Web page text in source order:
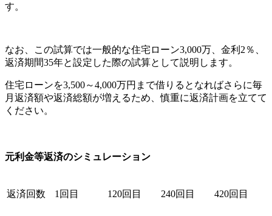
す。
なお、この試算では一般的な住宅ローン3,000万、金利2％、
返済期間35年と設定した際の試算として説明します。
住宅ローンを3,500～4,000万円まで借りるとなればさらに毎
月返済額や返済総額が増えるため、慎重に返済計画を立てて
ください。
元利金等返済のシミュレーション
返済回数 1回目 120回目 240回目 420回目